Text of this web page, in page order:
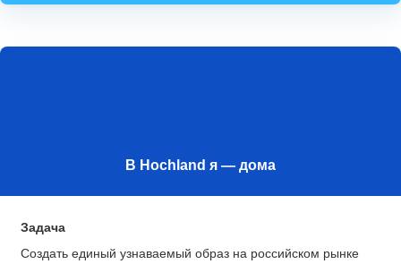
В Hochland я — дома
Задача
Cоздать единый узнаваемый образ на российском рынке